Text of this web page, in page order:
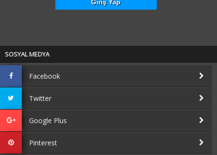
SOSYAL MEDYA
Facebook
Twitter
Google Plus
Pinterest